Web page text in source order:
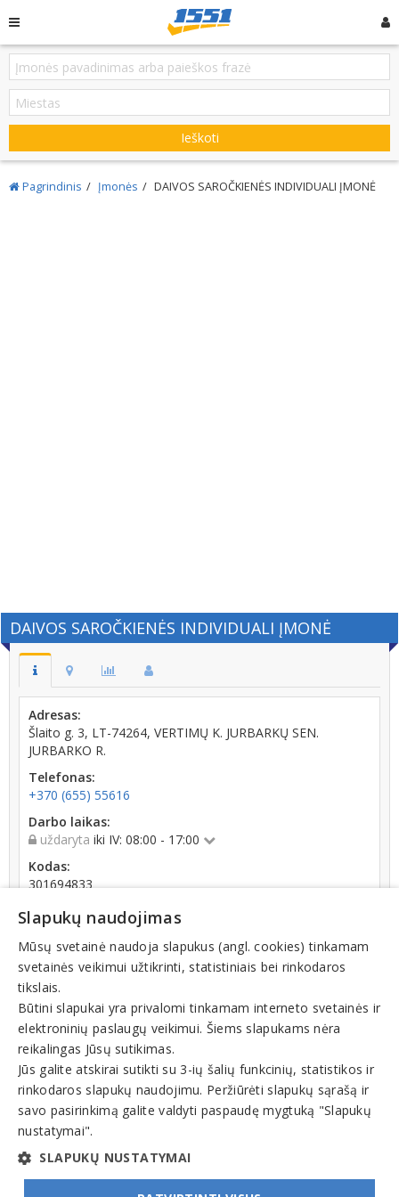
Ieškoti
Pagrindinis Įmonės DAIVOS SAROČKIENĖS INDIVIDUALI ĮMONĖ
DAIVOS SAROČKIENĖS INDIVIDUALI ĮMONĖ
Adresas:
Šlaito g. 3, LT-74264, VERTIMŲ K. JURBARKŲ SEN.
JURBARKO R.
Telefonas:
+370 (655) 55616
Darbo laikas:
uždaryta iki IV: 08:00 - 17:00
Kodas:
301694833
PVM kodas:
LT100006025213
Registracijos data:
2008-04-23
Veiklos sritys
Specializuota ir nespecializuota prekyba, parduotuvės
Maisto parduotuvės
Slapukų naudojimas
Mūsų svetainė naudoja slapukus (angl. cookies) tinkamam
svetainės veikimui užtikrinti, statistiniais bei rinkodaros
tikslais.
Būtini slapukai yra privalomi tinkamam interneto svetainės ir
elektroninių paslaugų veikimui. Šiems slapukams nėra
reikalingas Jūsų sutikimas.
Jūs galite atskirai sutikti su 3-ių šalių funkcinių, statistikos ir
rinkodaros slapukų naudojimu. Peržiūrėti slapukų sąrašą ir
savo pasirinkimą galite valdyti paspaudę mygtuką "Slapukų
nustatymai".
SLAPUKŲ NUSTATYMAI